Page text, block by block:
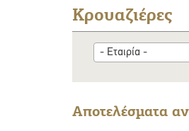
Κρουαζιέρες
- Εταιρία -
Αποτελέσματα